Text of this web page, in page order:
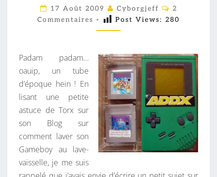
T
E
S
E
S
G
A
M
E
B
O
17 Août 2009 Cyborgjeff
C
M
T
A
I
2
Commentaires - Post Views: 280
Padam padam…
oauip, un tube
d’époque hein ! En
lisant une petite
astuce de Torx sur
son Blog sur
comment laver son
Gameboy au lave-
vaisselle, je me suis